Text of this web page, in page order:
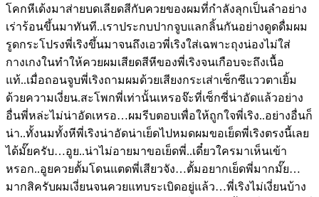
โคกหีเด้งมาส่ายบดเลียดสีกับควยของผมที่กำลังลุกเป็นลำอย่าง
เร่าร้อนขึ้นมาทันที..เราประกบปากจูบแลกลิ้นกันอย่างดูดดื่มผม
รูดกระโปรงพี่เริงขึ้นมาจนถึงเอวพี่เริงใส่เฉพาะถุงน่องไม่ใส่
กางเกงในทำให้ควยผมเสียดสีหีของพี่เริงจนเกือบจะถึงเนื้อ
แท้..เมื่อถอนจูบพี่เริงถามผมด้วยเสียงกระเส่าเซ็กซีแววตาเยิ้ม
ด้วยความเงี่ยน.สะโพกพี่เท่านั้นเหรอจ๊ะที่เซ็กซี่น่าอัดแล้วอย่าง
อื่นพี่หล่ะไม่น่าอัดเหรอ…ผมรีบตอบเพื่อให้ถูกใจพี่เริง..อย่างอื่นก็
น่า..ทั้งนมทั้งหีพี่เริงน่าอัดน่าเย็ดไปหมดผมขอเย็ดพี่เริงตรงนี้เลย
ได้มั๊ยครับ…อูย..น่าไม่อายมาขอเย็ดพี่..เดี๋ยวใครมาเห็นเข้า
หรอก..อูยควยตั้มโดนแตดพี่เสียวจัง…ตั้มอยากเย็ดพี่มากมั๊ย…
มากสิครับผมเงี่ยนจนควยแทบระเบิดอยู่แล้ว…พี่เริงไม่เงี่ยนบ้าง